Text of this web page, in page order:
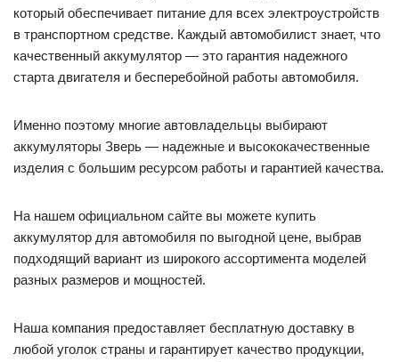
который обеспечивает питание для всех электроустройств
в транспортном средстве. Каждый автомобилист знает, что
качественный аккумулятор — это гарантия надежного
старта двигателя и бесперебойной работы автомобиля.
Именно поэтому многие автовладельцы выбирают
аккумуляторы Зверь — надежные и высококачественные
изделия с большим ресурсом работы и гарантией качества.
На нашем официальном сайте вы можете купить
аккумулятор для автомобиля по выгодной цене, выбрав
подходящий вариант из широкого ассортимента моделей
разных размеров и мощностей.
Наша компания предоставляет бесплатную доставку в
любой уголок страны и гарантирует качество продукции,